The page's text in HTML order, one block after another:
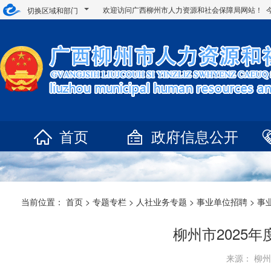
切换区域和部门 欢迎访问广西柳州市人力资源和社会保障局网站！
首页 政府信息公开
当前位置： 首页 > 专题专栏 > 人社业务专题 > 事业单位招聘 > 事
柳州市2025年
来源： 柳